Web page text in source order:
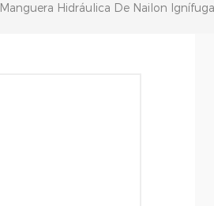
Manguera Hidráulica De Nailon